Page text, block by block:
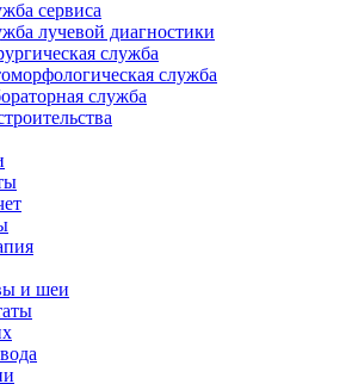
сервиса
лучевой диагностики
служба
служба
служба
и шеи